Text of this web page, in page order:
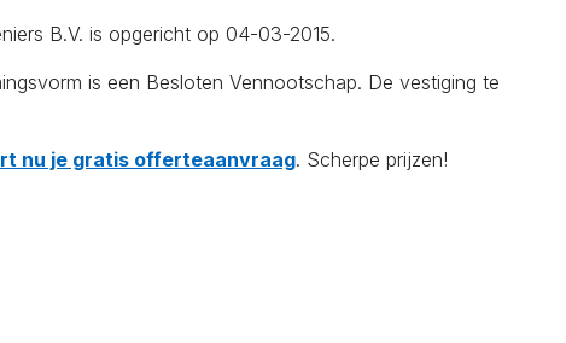
B.V. is opgericht op 04-03-2015.
is een Besloten Vennootschap. De vestiging te
nu je gratis offerteaanvraag. Scherpe prijzen!